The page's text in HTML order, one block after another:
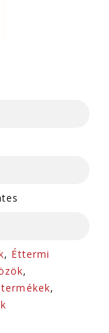
, Éttermi
,
,